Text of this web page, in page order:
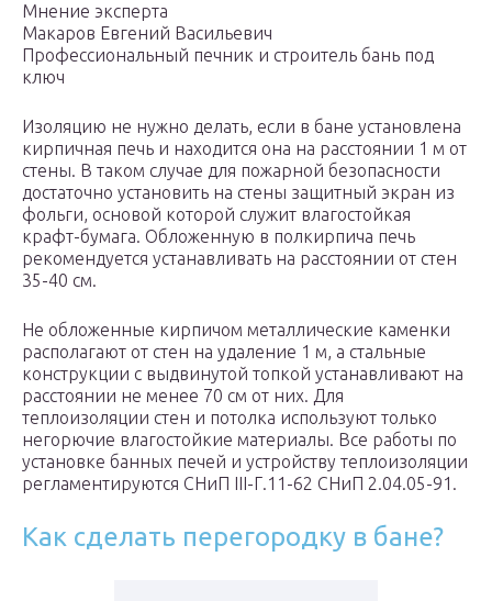
Мнение эксперта
Макаров Евгений Васильевич
Профессиональный печник и строитель бань под
ключ
Изоляцию не нужно делать, если в бане установлена
кирпичная печь и находится она на расстоянии 1 м от
стены. В таком случае для пожарной безопасности
достаточно установить на стены защитный экран из
фольги, основой которой служит влагостойкая
крафт-бумага. Обложенную в полкирпича печь
рекомендуется устанавливать на расстоянии от стен
35-40 см.
Не обложенные кирпичом металлические каменки
располагают от стен на удаление 1 м, а стальные
конструкции с выдвинутой топкой устанавливают на
расстоянии не менее 70 см от них. Для
теплоизоляции стен и потолка используют только
негорючие влагостойкие материалы. Все работы по
установке банных печей и устройству теплоизоляции
регламентируются СНиП III-Г.11-62 СНиП 2.04.05-91.
Как сделать перегородку в бане?